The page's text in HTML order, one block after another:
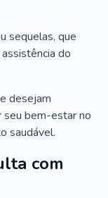
sequelas, que
do
desejam
seu bem-estar no
saudável.
com